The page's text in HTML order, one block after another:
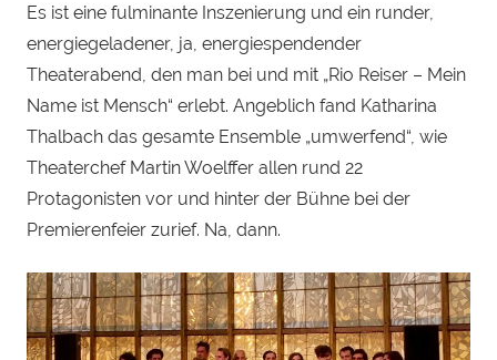
Es ist eine fulminante Inszenierung und ein runder,
energiegeladener, ja, energiespendender
Theaterabend, den man bei und mit „Rio Reiser – Mein
Name ist Mensch“ erlebt. Angeblich fand Katharina
Thalbach das gesamte Ensemble „umwerfend“, wie
Theaterchef Martin Woelffer allen rund 22
Protagonisten vor und hinter der Bühne bei der
Premierenfeier zurief. Na, dann.